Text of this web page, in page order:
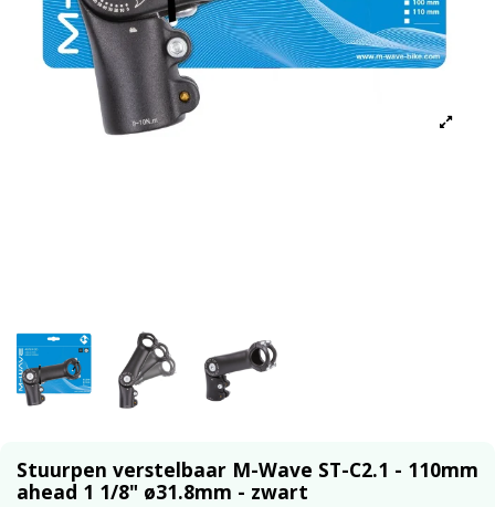
Stuurpen verstelbaar M-Wave ST-C2.1 - 110mm
ahead 1 1/8" ø31.8mm - zwart